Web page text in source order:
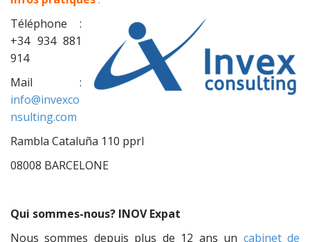
Téléphone :
+34 934 881
914
Mail :
info@invexco
nsulting.com
Rambla Cataluña 110 pprl
08008 BARCELONE
Qui sommes-nous? INOV Expat
Nous sommes depuis plus de 12 ans un cabinet de